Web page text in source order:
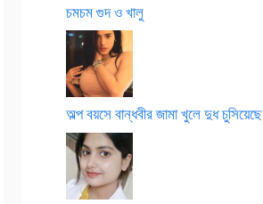
চমচম গুদ ও খালু
অল্প বয়সে বান্ধবীর জামা খুলে দুধ চুসিয়েছে